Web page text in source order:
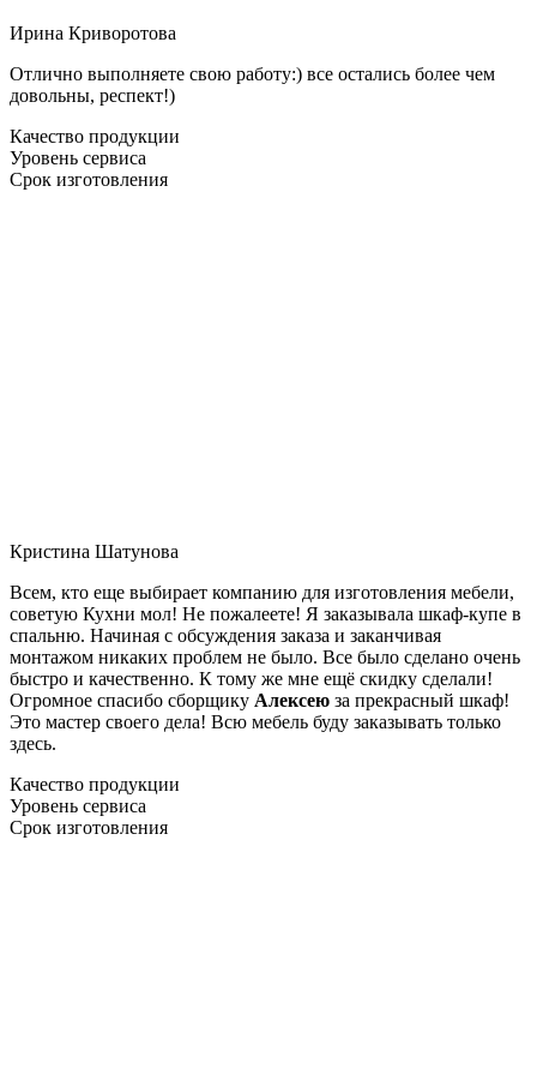
Ирина Криворотова
Отлично выполняете свою работу:) все остались более чем
довольны, респект!)
Качество продукции
Уровень сервиса
Срок изготовления
Кристина Шатунова
Всем, кто еще выбирает компанию для изготовления мебели,
советую Кухни мол! Не пожалеете! Я заказывала шкаф-купе в
спальню. Начиная с обсуждения заказа и заканчивая
монтажом никаких проблем не было. Все было сделано очень
быстро и качественно. К тому же мне ещё скидку сделали!
Огромное спасибо сборщику Алексею за прекрасный шкаф!
Это мастер своего дела! Всю мебель буду заказывать только
здесь.
Качество продукции
Уровень сервиса
Срок изготовления